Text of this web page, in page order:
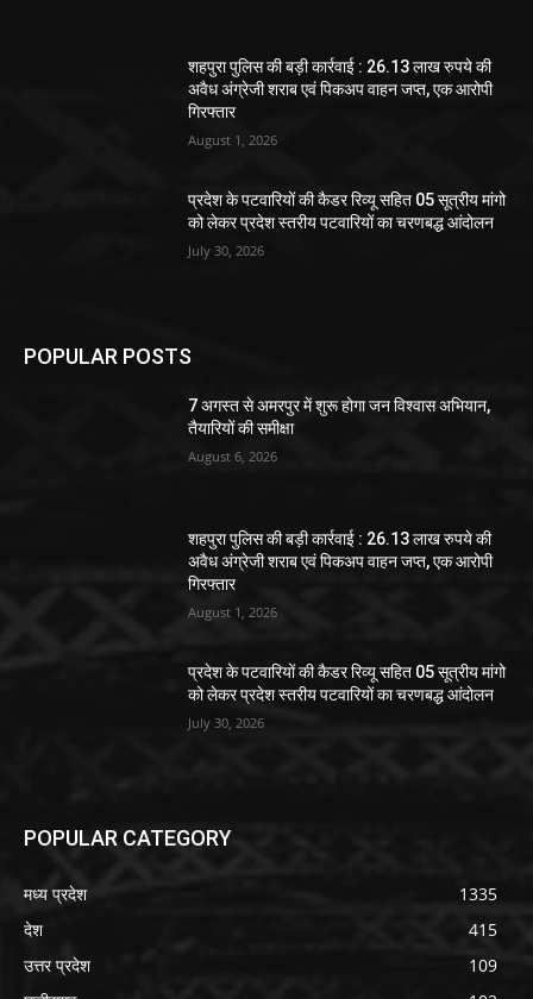
शहपुरा पुलिस की बड़ी कार्रवाई : 26.13 लाख रुपये की
अवैध अंग्रेजी शराब एवं पिकअप वाहन जप्त, एक आरोपी
गिरफ्तार
August 1, 2026
प्रदेश के पटवारियों की कैडर रिव्यू सहित 05 सूत्रीय मांगो
को लेकर प्रदेश स्तरीय पटवारियों का चरणबद्ध आंदोलन
July 30, 2026
POPULAR POSTS
7 अगस्त से अमरपुर में शुरू होगा जन विश्वास अभियान,
तैयारियों की समीक्षा
August 6, 2026
शहपुरा पुलिस की बड़ी कार्रवाई : 26.13 लाख रुपये की
अवैध अंग्रेजी शराब एवं पिकअप वाहन जप्त, एक आरोपी
गिरफ्तार
August 1, 2026
प्रदेश के पटवारियों की कैडर रिव्यू सहित 05 सूत्रीय मांगो
को लेकर प्रदेश स्तरीय पटवारियों का चरणबद्ध आंदोलन
July 30, 2026
POPULAR CATEGORY
मध्य प्रदेश
1335
देश
415
उत्तर प्रदेश
109